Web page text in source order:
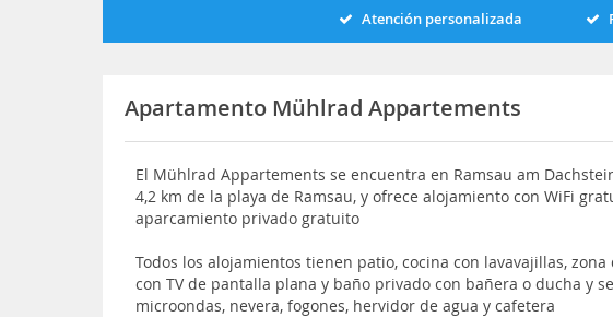
Atención personalizada
Apartamento Mühlrad Appartements
El Mühlrad Appartements se encuentra en Ramsau am
4,2 km de la playa de Ramsau, y ofrece alojamiento con WiFi
aparcamiento privado gratuito
Todos los alojamientos tienen patio, cocina con lavavajillas,
con TV de pantalla plana y baño privado con bañera o ducha y
microondas, nevera, fogones, hervidor de agua y cafetera